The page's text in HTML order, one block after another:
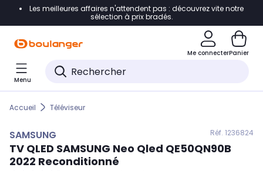
Accéder directement à la navigation
Accéder directement au pied de page
Accéder directement au chatbot
Les meilleures affaires n'attendent pas : découvrez vite notre
sélection à prix bradés.
Me connecterPanier
Menu
Accueil Téléviseur
SAMSUNG Réf. 1236824
TV QLED SAMSUNG Neo Qled QE50QN90B
2022 Reconditionné